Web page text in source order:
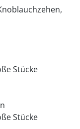
Stücke
Stücke